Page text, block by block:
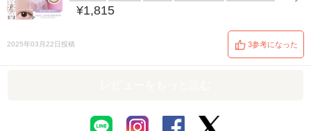
¥1,815
2025年03月22日投稿 3参考になった